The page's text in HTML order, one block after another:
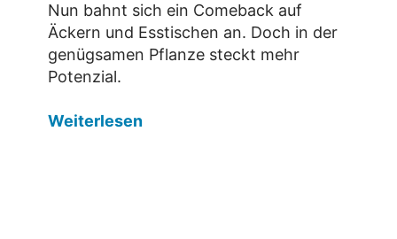
Nun bahnt sich ein Comeback auf
Äckern und Esstischen an. Doch in der
genügsamen Pflanze steckt mehr
Potenzial.
Weiterlesen